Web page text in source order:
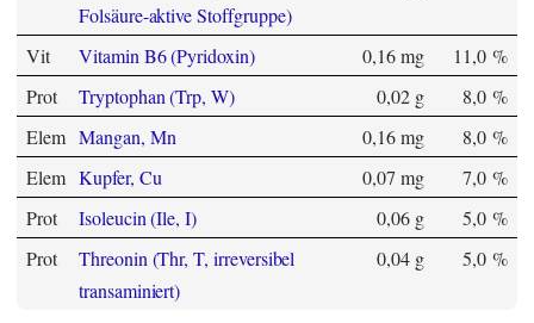
Folsäure-aktive Stoffgruppe)
Vit Vitamin B6 (Pyridoxin) 0,16 mg
11,0 %
Prot
Tryptophan (Trp, W) 0,02 g
8,0 %
Elem Mangan, Mn 0,16 mg
8,0 %
Elem Kupfer, Cu 0,07 mg
7,0 %
Prot
Isoleucin (Ile, I) 0,06 g
5,0 %
Prot
Threonin (Thr, T, irreversibel
transaminiert)
0,04 g 5,0 %